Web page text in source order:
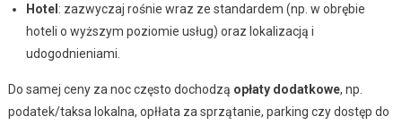
Hotel: zazwyczaj rośnie wraz ze standardem (np. w obrębie
hoteli o wyższym poziomie usług) oraz lokalizacją i
udogodnieniami.
Do samej ceny za noc często dochodzą opłaty dodatkowe, np.
podatek/taksa lokalna, opłłata za sprzątanie, parking czy dostęp do